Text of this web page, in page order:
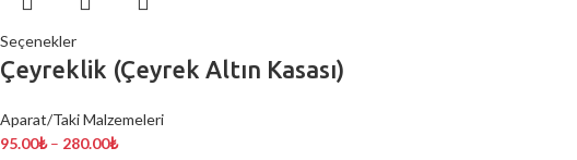
Seçenekler
Çeyreklik (Çeyrek Altın Kasası)
Aparat/Taki Malzemeleri
95.00₺ – 280.00₺